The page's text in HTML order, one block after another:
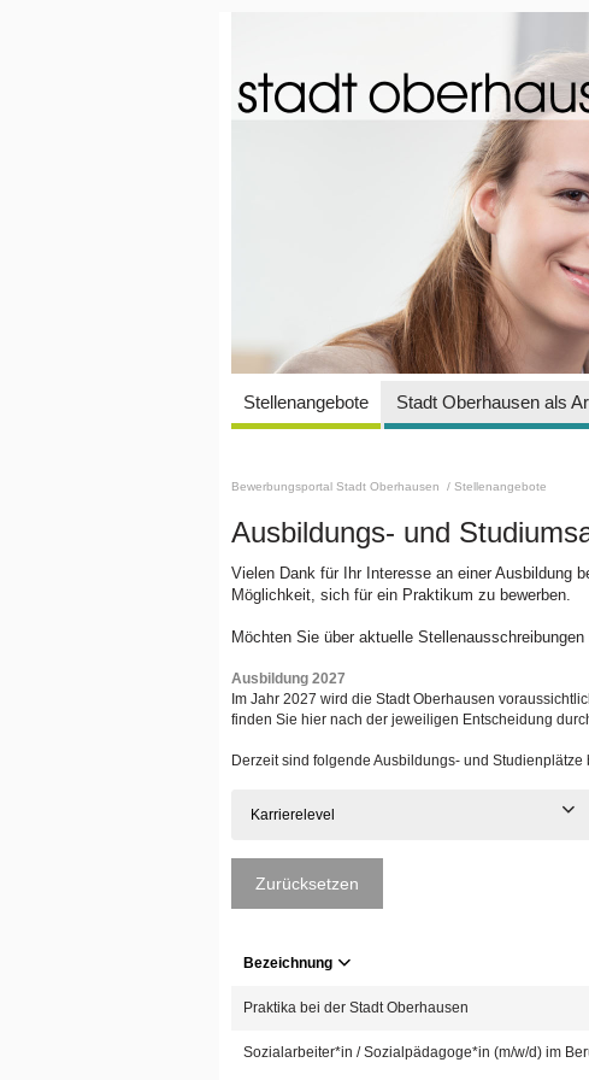
Stellenangebote Stadt Oberhausen als
Bewerbungsportal Stadt Oberhausen / Stellenangebote
Ausbildungs- und
Vielen Dank für Ihr Interesse an einer Ausbildung
Möglichkeit, sich für ein Praktikum zu bewerben.
Möchten Sie über aktuelle
Ausbildung 2027
Im Jahr 2027 wird die Stadt Oberhausen
finden Sie hier nach der jeweiligen Entscheidung
Derzeit sind folgende Ausbildungs- und
Karrierelevel
Zurücksetzen
Bezeichnung
Praktika bei der Stadt Oberhausen
Sozialarbeiter*in / Sozialpädagoge*in (m/w/d) im